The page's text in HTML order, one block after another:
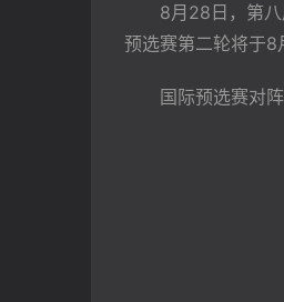
8月28日，第八届
预选赛第二轮将于8
国际预选赛对阵